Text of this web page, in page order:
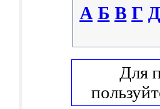
А Б В Г Д
Для